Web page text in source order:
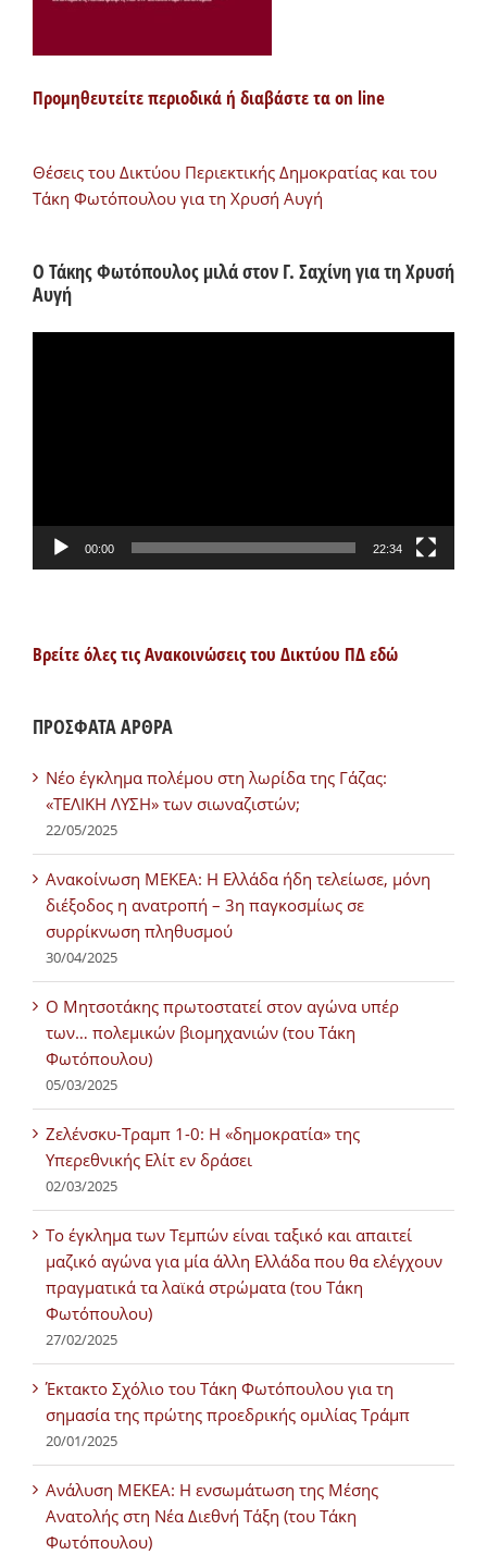
Προμηθευτείτε περιοδικά ή διαβάστε τα on line
Θέσεις του Δικτύου Περιεκτικής Δημοκρατίας και του
Τάκη Φωτόπουλου για τη Χρυσή Αυγή
Ο Τάκης Φωτόπουλος μιλά στον Γ. Σαχίνη για τη Χρυσή
Αυγή
00:00 22:34
Βρείτε όλες τις Ανακοινώσεις του Δικτύου ΠΔ εδώ
ΠΡΟΣΦΑΤΑ ΑΡΘΡΑ
Νέο έγκλημα πολέμου στη λωρίδα της Γάζας:
«ΤΕΛΙΚΗ ΛΥΣΗ» των σιωναζιστών;
22/05/2025
Ανακοίνωση ΜΕΚΕΑ: Η Ελλάδα ήδη τελείωσε, μόνη
διέξοδος η ανατροπή – 3η παγκοσμίως σε
συρρίκνωση πληθυσμού
30/04/2025
Ο Μητσοτάκης πρωτοστατεί στον αγώνα υπέρ
των… πολεμικών βιομηχανιών (του Τάκη
Φωτόπουλου)
05/03/2025
Ζελένσκυ-Τραμπ 1-0: Η «δημοκρατία» της
Υπερεθνικής Ελίτ εν δράσει
02/03/2025
Tο έγκλημα των Τεμπών είναι ταξικό και απαιτεί
μαζικό αγώνα για μία άλλη Ελλάδα που θα ελέγχουν
πραγματικά τα λαϊκά στρώματα (του Τάκη
Φωτόπουλου)
27/02/2025
Έκτακτο Σχόλιο του Τάκη Φωτόπουλου για τη
σημασία της πρώτης προεδρικής ομιλίας Τράμπ
20/01/2025
Ανάλυση ΜΕΚΕΑ: Η ενσωμάτωση της Μέσης
Ανατολής στη Νέα Διεθνή Τάξη (του Τάκη
Φωτόπουλου)